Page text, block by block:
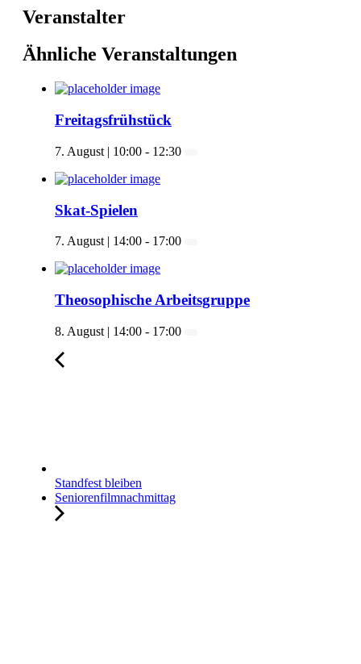
Veranstalter
Ähnliche Veranstaltungen
Freitagsfrühstück
7. August | 10:00 - 12:30
Skat-Spielen
7. August | 14:00 - 17:00
Theosophische Arbeitsgruppe
8. August | 14:00 - 17:00
Standfest bleiben
Seniorenfilmnachmittag